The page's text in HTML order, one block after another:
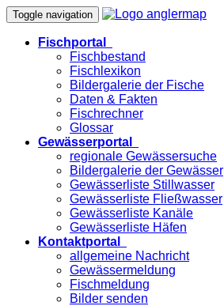
Toggle navigation
Fischportal
Fischbestand
Fischlexikon
Bildergalerie der Fische
Daten & Fakten
Fischrechner
Glossar
Gewässerportal
regionale Gewässersuche
Bildergalerie der Gewässer
Gewässerliste Stillwasser
Gewässerliste Fließwasser
Gewässerliste Kanäle
Gewässerliste Häfen
Kontaktportal
allgemeine Nachricht
Gewässermeldung
Fischmeldung
Bilder senden